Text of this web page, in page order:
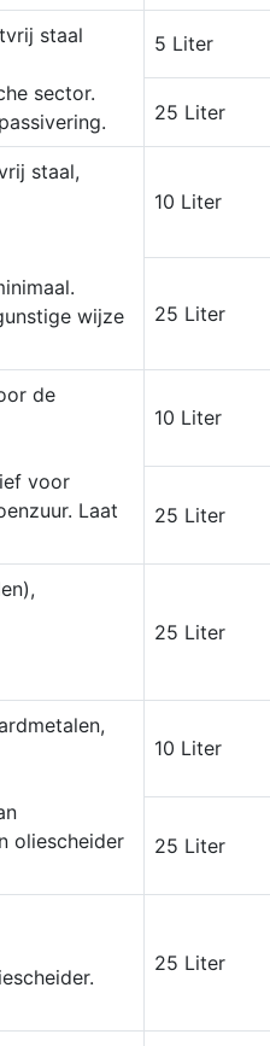
staal
sector.
5 Liter
25 Liter
staal,
wijze
10 Liter
25 Liter
de
voor
Laat
10 Liter
25 Liter
25 Liter
oliescheider
10 Liter
25 Liter
25 Liter